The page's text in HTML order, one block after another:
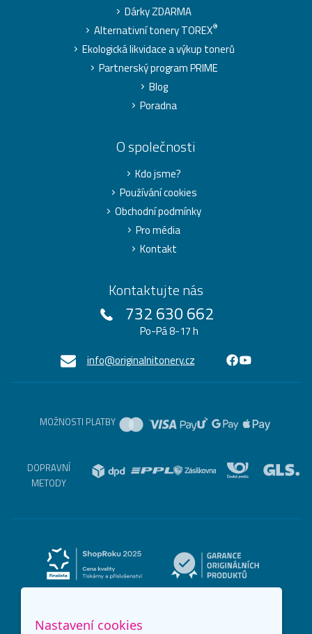
Dárky ZDARMA
Alternativní tonery TOREX®
Ekologická likvidace a výkup tonerů
Partnerský program PRIME
Blog
Poradna
O společnosti
Kdo jsme?
Používání cookies
Obchodní podmínky
Pro média
Kontakt
Kontaktujte nás
732 630 662
Po-Pá 8-17 h
info@originalnitonery.cz
MOŽNOSTI PLATBY
DOPRAVNÍ
METODY
Nastavení cookies